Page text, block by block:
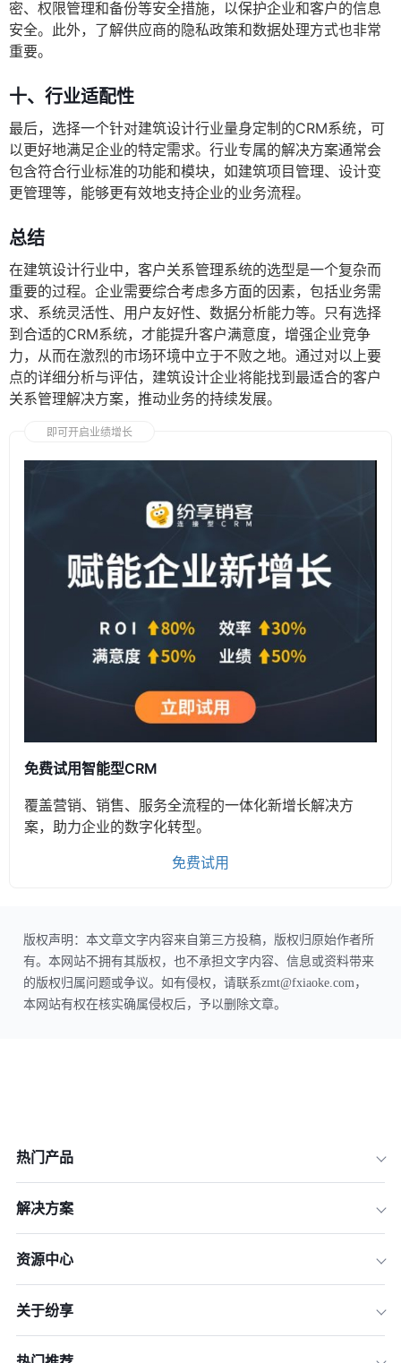
密、权限管理和备份等安全措施，以保护企业和客户的信息
安全。此外，了解供应商的隐私政策和数据处理方式也非常
重要。
十、行业适配性
最后，选择一个针对建筑设计行业量身定制的CRM系统，可
以更好地满足企业的特定需求。行业专属的解决方案通常会
包含符合行业标准的功能和模块，如建筑项目管理、设计变
更管理等，能够更有效地支持企业的业务流程。
总结
在建筑设计行业中，客户关系管理系统的选型是一个复杂而
重要的过程。企业需要综合考虑多方面的因素，包括业务需
求、系统灵活性、用户友好性、数据分析能力等。只有选择
到合适的CRM系统，才能提升客户满意度，增强企业竞争
力，从而在激烈的市场环境中立于不败之地。通过对以上要
点的详细分析与评估，建筑设计企业将能找到最适合的客户
关系管理解决方案，推动业务的持续发展。
即可开启业绩增长
免费试用智能型CRM
覆盖营销、销售、服务全流程的一体化新增长解决方
案，助力企业的数字化转型。
免费试用
版权声明：本文章文字内容来自第三方投稿，版权归原始作者所
有。本网站不拥有其版权，也不承担文字内容、信息或资料带来
的版权归属问题或争议。如有侵权，请联系zmt@fxiaoke.com，
本网站有权在核实确属侵权后，予以删除文章。
热门产品
解决方案
资源中心
关于纷享